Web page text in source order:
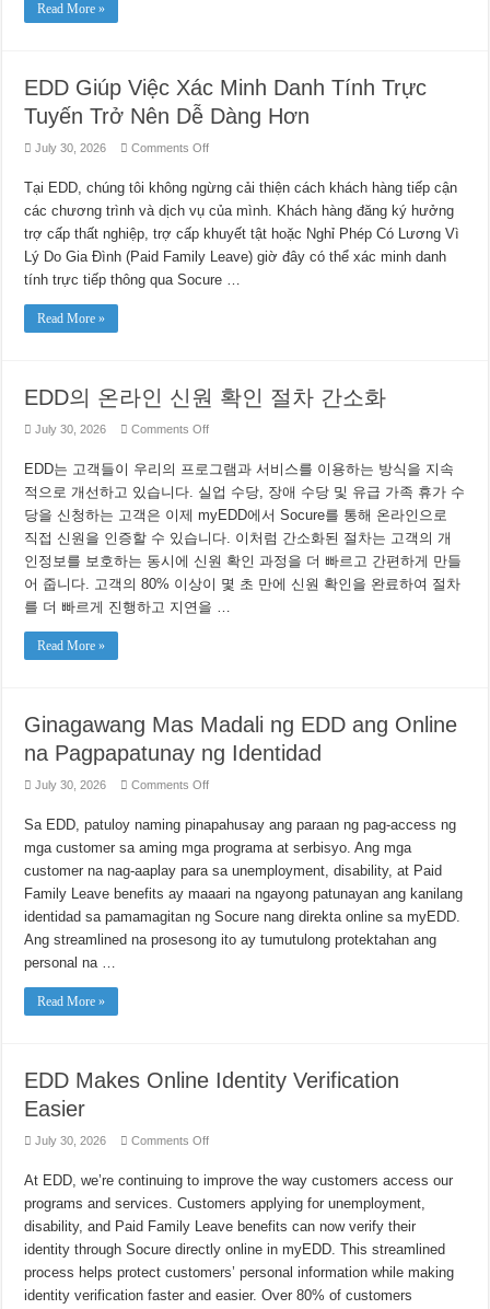
Read More »
EDD Giúp Việc Xác Minh Danh Tính Trực
Tuyến Trở Nên Dễ Dàng Hơn
July 30, 2026 Comments Offon
Việc
Xác
Minh
Danh
Tính
Trực
Tuyến
Trở
Tại EDD, chúng tôi không ngừng cải thiện cách khách hàng tiếp cận
các chương trình và dịch vụ của mình. Khách hàng đăng ký hưởng
trợ cấp thất nghiệp, trợ cấp khuyết tật hoặc Nghỉ Phép Có Lương Vì
Lý Do Gia Đình (Paid Family Leave) giờ đây có thể xác minh danh
tính trực tiếp thông qua Socure …
Read More »
EDD의 온라인 신원 확인 절차 간소화
July 30, 2026 Comments Offon
온
라
신
원
확
인
절
차
EDD는 고객들이 우리의 프로그램과 서비스를 이용하는 방식을 지속
적으로 개선하고 있습니다. 실업 수당, 장애 수당 및 유급 가족 휴가 수
당을 신청하는 고객은 이제 myEDD에서 Socure를 통해 온라인으로
직접 신원을 인증할 수 있습니다. 이처럼 간소화된 절차는 고객의 개
인정보를 보호하는 동시에 신원 확인 과정을 더 빠르고 간편하게 만들
어 줍니다. 고객의 80% 이상이 몇 초 만에 신원 확인을 완료하여 절차
를 더 빠르게 진행하고 지연을 …
Read More »
Ginagawang Mas Madali ng EDD ang Online
na Pagpapatunay ng Identidad
July 30, 2026 Comments Offon
Madali
ng
EDD
Online
na
Pagpapatunay
ng
Identidad
Sa EDD, patuloy naming pinapahusay ang paraan ng pag-access ng
mga customer sa aming mga programa at serbisyo. Ang mga
customer na nag-aaplay para sa unemployment, disability, at Paid
Family Leave benefits ay maaari na ngayong patunayan ang kanilang
identidad sa pamamagitan ng Socure nang direkta online sa myEDD.
Ang streamlined na prosesong ito ay tumutulong protektahan ang
personal na …
Read More »
EDD Makes Online Identity Verification
Easier
July 30, 2026 Comments Offon
Online
Identity
Verification
Easier
At EDD, we’re continuing to improve the way customers access our
programs and services. Customers applying for unemployment,
disability, and Paid Family Leave benefits can now verify their
identity through Socure directly online in myEDD. This streamlined
process helps protect customers’ personal information while making
identity verification faster and easier. Over 80% of customers